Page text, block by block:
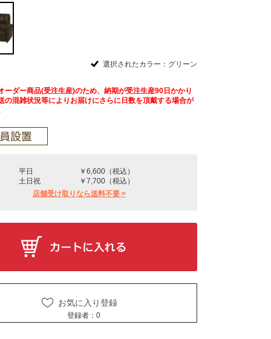
選択されたカラー：グリーン
ーダー商品(受注生産)のため、納期が受注生産90日かかり
の混雑状況等によりお届けにさらに日数を頂戴する場合が
平日
￥6,600（税込）
土日祝
￥7,700（税込）
店舗受け取りなら送料不要 >
お気に入り登録
登録者： 0